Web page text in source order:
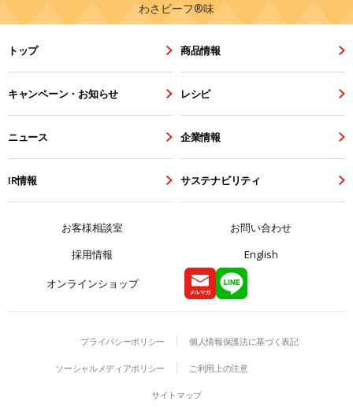
わさビーフ®味
トップ 商品情報
キャンペーン・お知らせ レシピ
ニュース 企業情報
IR情報 サステナビリティ
お客様相談室
お問い合わせ
採用情報
English
オンラインショップ
プライバシーポリシー 個人情報保護法に基づく表記
ソーシャルメディアポリシー ご利用上の注意
サイトマップ